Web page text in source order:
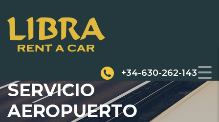
+34-630-262-143
SERVICIO
AEROPUERTO